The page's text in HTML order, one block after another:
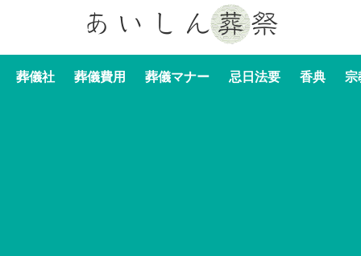
葬儀社 葬儀費用 葬儀マナー 忌日法要 香典 宗